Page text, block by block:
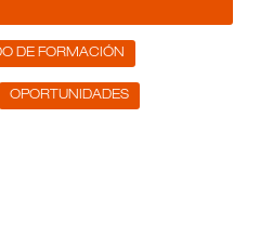
DE FORMACIÓN
OPORTUNIDADES